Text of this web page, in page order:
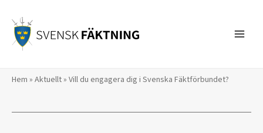
innehåll
Hem » Aktuellt» Vill du engagera dig i Svenska Fäktförbundet?